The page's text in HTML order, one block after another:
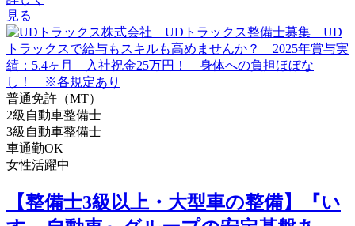
見る
普通免許（MT）
2級自動車整備士
3級自動車整備士
車通勤OK
女性活躍中
【整備士3級以上・大型車の整備】『い